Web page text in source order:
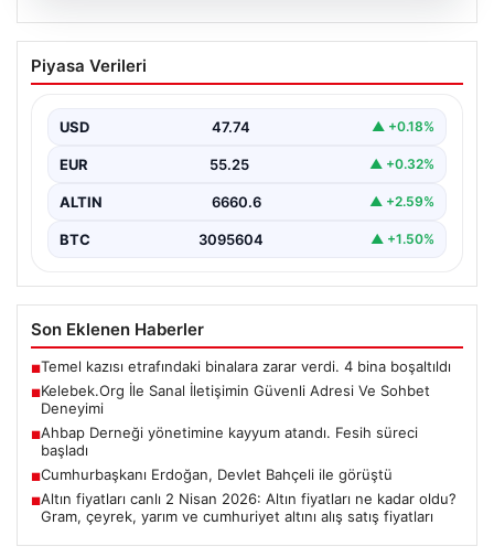
Kelebek.Org İle Sanal İletişimin Güvenli
Adresi Ve Sohbet Deneyimi
sağlaması kritik bir önem taşımaktadır. Güncel olarak…
Piyasa Verileri
USD 47.74 ▲ +0.18%
EUR 55.25 ▲ +0.32%
ALTIN 6660.6 ▲ +2.59%
BTC 3095604 ▲ +1.50%
Son Eklenen Haberler
■Temel kazısı etrafındaki binalara zarar verdi. 4 bina boşaltıldı
■Kelebek.Org İle Sanal İletişimin Güvenli Adresi Ve Sohbet
Deneyimi
■Ahbap Derneği yönetimine kayyum atandı. Fesih süreci
başladı
■Cumhurbaşkanı Erdoğan, Devlet Bahçeli ile görüştü
■Altın fiyatları canlı 2 Nisan 2026: Altın fiyatları ne kadar oldu?
Gram, çeyrek, yarım ve cumhuriyet altını alış satış fiyatları